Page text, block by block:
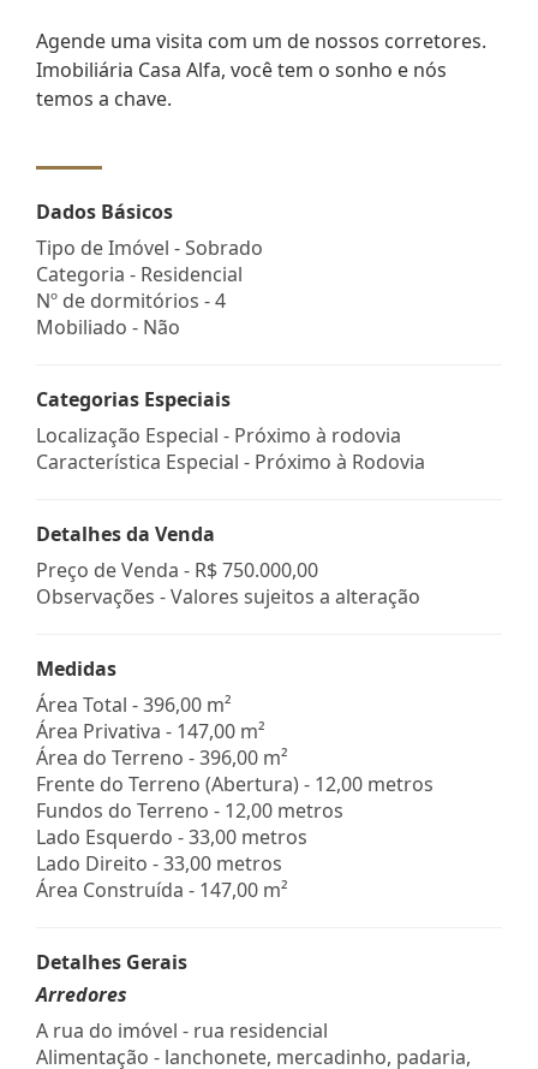
Agende uma visita com um de nossos corretores.
Imobiliária Casa Alfa, você tem o sonho e nós
temos a chave.
Dados Básicos
Tipo de Imóvel - Sobrado
Categoria - Residencial
Nº de dormitórios - 4
Mobiliado - Não
Categorias Especiais
Localização Especial - Próximo à rodovia
Característica Especial - Próximo à Rodovia
Detalhes da Venda
Preço de Venda - R$ 750.000,00
Observações - Valores sujeitos a alteração
Medidas
Área Total - 396,00 m²
Área Privativa - 147,00 m²
Área do Terreno - 396,00 m²
Frente do Terreno (Abertura) - 12,00 metros
Fundos do Terreno - 12,00 metros
Lado Esquerdo - 33,00 metros
Lado Direito - 33,00 metros
Área Construída - 147,00 m²
Detalhes Gerais
Arredores
A rua do imóvel - rua residencial
Alimentação - lanchonete, mercadinho, padaria,